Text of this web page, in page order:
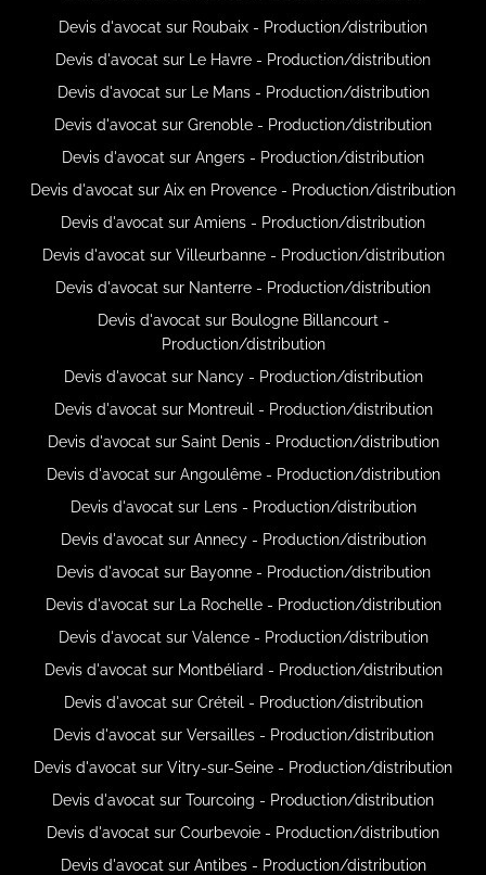
Devis d'avocat sur Roubaix - Production/distribution
Devis d'avocat sur Le Havre - Production/distribution
Devis d'avocat sur Le Mans - Production/distribution
Devis d'avocat sur Grenoble - Production/distribution
Devis d'avocat sur Angers - Production/distribution
Devis d'avocat sur Aix en Provence - Production/distribution
Devis d'avocat sur Amiens - Production/distribution
Devis d'avocat sur Villeurbanne - Production/distribution
Devis d'avocat sur Nanterre - Production/distribution
Devis d'avocat sur Boulogne Billancourt -
Production/distribution
Devis d'avocat sur Nancy - Production/distribution
Devis d'avocat sur Montreuil - Production/distribution
Devis d'avocat sur Saint Denis - Production/distribution
Devis d'avocat sur Angoulême - Production/distribution
Devis d'avocat sur Lens - Production/distribution
Devis d'avocat sur Annecy - Production/distribution
Devis d'avocat sur Bayonne - Production/distribution
Devis d'avocat sur La Rochelle - Production/distribution
Devis d'avocat sur Valence - Production/distribution
Devis d'avocat sur Montbéliard - Production/distribution
Devis d'avocat sur Créteil - Production/distribution
Devis d'avocat sur Versailles - Production/distribution
Devis d'avocat sur Vitry-sur-Seine - Production/distribution
Devis d'avocat sur Tourcoing - Production/distribution
Devis d'avocat sur Courbevoie - Production/distribution
Devis d'avocat sur Antibes - Production/distribution